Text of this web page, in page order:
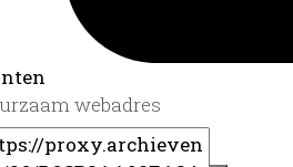
webadres